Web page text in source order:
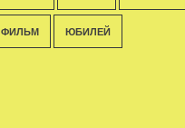
ФИЛЬМ ЮБИЛЕЙ